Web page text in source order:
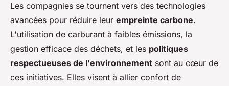
Les compagnies se tournent vers des technologies
avancées pour réduire leur empreinte carbone.
L'utilisation de carburant à faibles émissions, la
gestion efficace des déchets, et les politiques
respectueuses de l'environnement sont au cœur de
ces initiatives. Elles visent à allier confort de